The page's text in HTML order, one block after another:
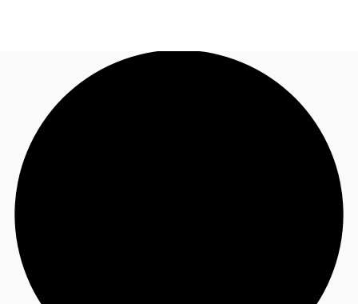
Nieuws & onderzoek
Favorieten
Bel nu